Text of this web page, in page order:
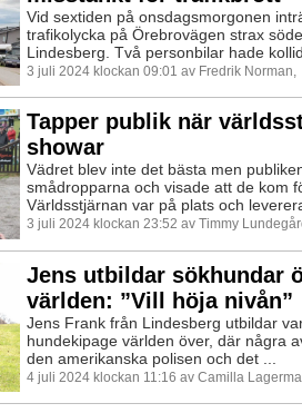
Vid sextiden på onsdagsmorgonen
trafikolycka på Örebrovägen strax
Lindesberg. Två personbilar hade
3 juli 2024 klockan 09:01 av Fredrik Norman,
Tapper publik när
showar
Vädret blev inte det bästa men
smådropparna och visade att de kom
Världsstjärnan var på plats och
3 juli 2024 klockan 23:52 av Timmy
Jens utbildar sökhundar
världen: ”Vill höja nivån”
Jens Frank från Lindesberg utbildar
hundekipage världen över, där några
den amerikanska polisen och det ...
4 juli 2024 klockan 11:16 av Camilla